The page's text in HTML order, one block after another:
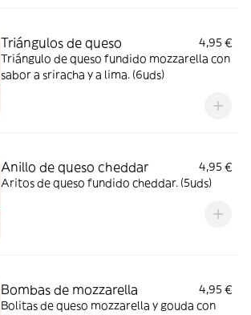
Triángulos de queso
4,95 €
Triángulo de queso fundido mozzarella con
sabor a sriracha y a lima. (6uds)
Anillo de queso cheddar
4,95 €
Aritos de queso fundido cheddar. (5uds)
Bombas de mozzarella
4,95 €
Bolitas de queso mozzarella y gouda con